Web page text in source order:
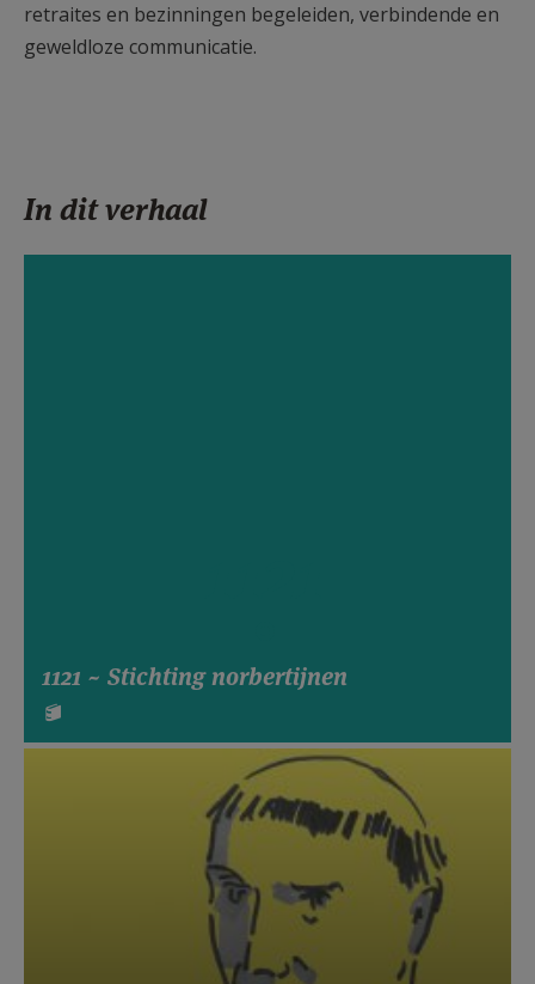
retraites en bezinningen begeleiden, verbindende en
geweldloze communicatie.
In dit verhaal
1121 ~ Stichting norbertijnen